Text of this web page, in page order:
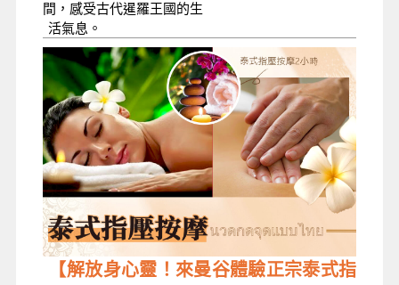
間，感受古代暹羅王國的生
活氣息。
【解放身心靈！來曼谷體驗正宗泰式指